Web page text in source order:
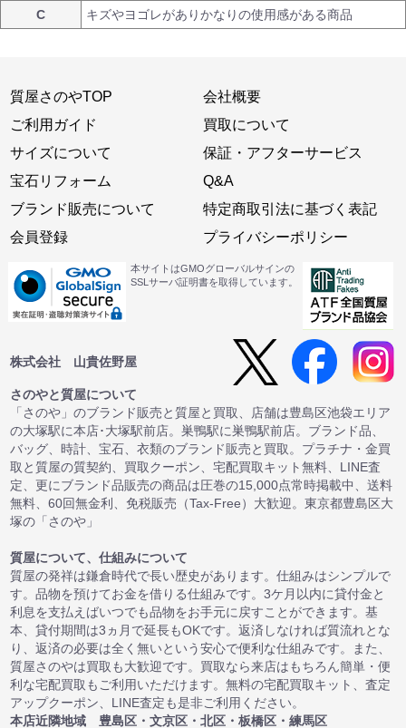
C
キズやヨゴレがありかなりの使用感がある商品
質屋さのやTOP
ご利用ガイド
サイズについて
宝石リフォーム
ブランド販売について
会員登録
会社概要
買取について
保証・アフターサービス
Q&A
特定商取引法に基づく表記
プライバシーポリシー
本サイトはGMOグローバルサインの
SSLサーバ証明書を取得しています。
株式会社 山貴佐野屋
さのやと質屋について
「さのや」のブランド販売と質屋と買取、店舗は豊島区池袋エリア
の大塚駅に本店･大塚駅前店。巣鴨駅に巣鴨駅前店。ブランド品、
バッグ、時計、宝石、衣類のブランド販売と買取。プラチナ・金買
取と質屋の質契約、買取クーポン、宅配買取キット無料、LINE査
定、更にブランド品販売の商品は圧巻の15,000点常時掲載中、送料
無料、60回無金利、免税販売（Tax-Free）大歓迎。東京都豊島区大
塚の「さのや」
質屋について、仕組みについて
質屋の発祥は鎌倉時代で長い歴史があります。仕組みはシンプルで
す。品物を預けてお金を借りる仕組みです。3ケ月以内に貸付金と
利息を支払えばいつでも品物をお手元に戻すことができます。基
本、貸付期間は3ヵ月で延長もOKです。返済しなければ質流れとな
り、返済の必要は全く無いという安心で便利な仕組みです。また、
質屋さのやは買取も大歓迎です。買取なら来店はもちろん簡単・便
利な宅配買取もご利用いただけます。無料の宅配買取キット、査定
アップクーポン、LINE査定も是非ご利用ください。
本店近隣地域 豊島区・文京区・北区・板橋区・練馬区